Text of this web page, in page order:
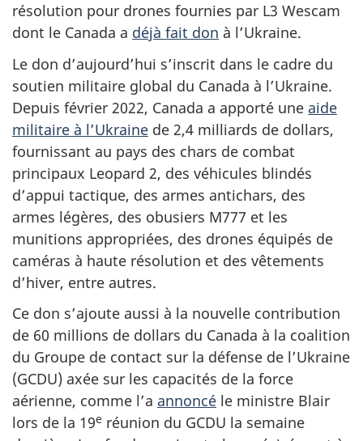
résolution pour drones fournies par L3 Wescam
dont le Canada a déjà fait don à l’Ukraine.
Le don d’aujourd’hui s’inscrit dans le cadre du
soutien militaire global du Canada à l’Ukraine.
Depuis février 2022, Canada a apporté une aide
militaire à l’Ukraine de 2,4 milliards de dollars,
fournissant au pays des chars de combat
principaux Leopard 2, des véhicules blindés
d’appui tactique, des armes antichars, des
armes légères, des obusiers M777 et les
munitions appropriées, des drones équipés de
caméras à haute résolution et des vêtements
d’hiver, entre autres.
Ce don s’ajoute aussi à la nouvelle contribution
de 60 millions de dollars du Canada à la coalition
du Groupe de contact sur la défense de l’Ukraine
(GCDU) axée sur les capacités de la force
aérienne, comme l’a annoncé le ministre Blair
lors de la 19e réunion du GCDU la semaine